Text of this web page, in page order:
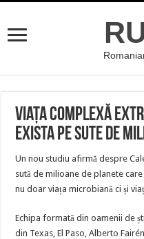
Viața complexă
exista pe sute de
Un nou studiu afirmă despre
sută de milioane de planete
nu doar viața microbiană ci și
Echipa formată din oamenii de
din Texas, El Paso, Alberto